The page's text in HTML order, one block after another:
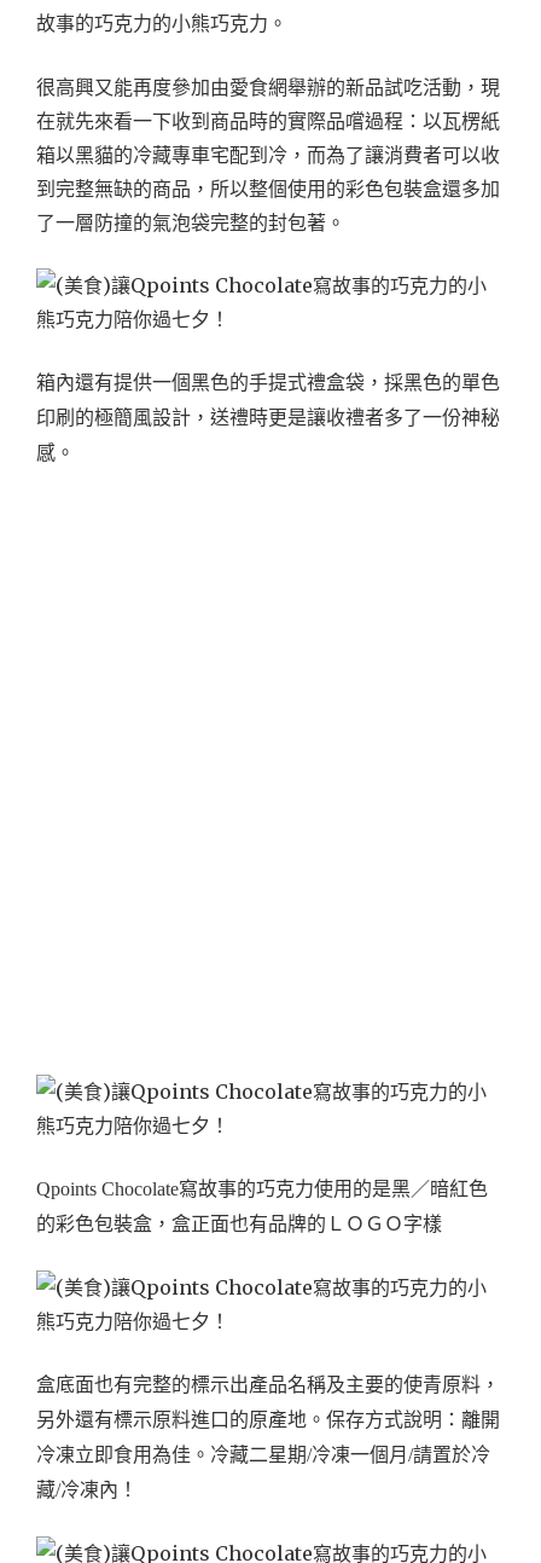
故事的巧克力的小熊巧克力。
很高興又能再度參加由愛食網舉辦的新品試吃活動，現
在就先來看一下收到商品時的實際品嚐過程：以瓦楞紙
箱以黑貓的冷藏專車宅配到冷，而為了讓消費者可以收
到完整無缺的商品，所以整個使用的彩色包裝盒還多加
了一層防撞的氣泡袋完整的封包著。
箱內還有提供一個黑色的手提式禮盒袋，採黑色的單色
印刷的極簡風設計，送禮時更是讓收禮者多了一份神秘
感。
Qpoints Chocolate寫故事的巧克力使用的是黑／暗紅色
的彩色包裝盒，盒正面也有品牌的ＬＯＧＯ字樣
盒底面也有完整的標示出產品名稱及主要的使青原料，
另外還有標示原料進口的原產地。保存方式說明：離開
冷凍立即食用為佳。 冷藏二星期/冷凍一個月/請置於冷
藏/冷凍內！